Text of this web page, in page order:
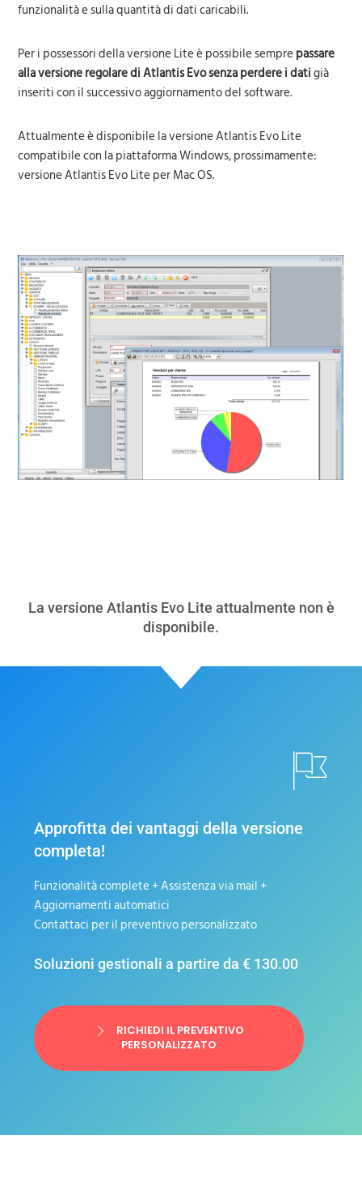
funzionalità e sulla quantità di dati caricabili.
Per i possessori della versione Lite è possibile sempre passare
alla versione regolare di Atlantis Evo senza perdere i datigià
inseriti con il successivo aggiornamento del software.
Attualmente è disponibile la versione Atlantis Evo Lite
compatibile con la piattaforma Windows, prossimamente:
versione Atlantis Evo Lite per Mac OS.
La versione Atlantis Evo Lite attualmente non è
disponibile.
Approfitta dei vantaggi della versione
completa!
Funzionalità complete + Assistenza via mail +
Aggiornamenti automatici
Contattaci per il preventivo personalizzato
Soluzioni gestionali a partire da € 130.00
RICHIEDI IL PREVENTIVO
PERSONALIZZATO